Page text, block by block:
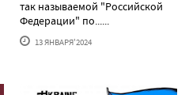
так называемой "Российской
Федерации" по......
13 ЯНВАРЯ'2024